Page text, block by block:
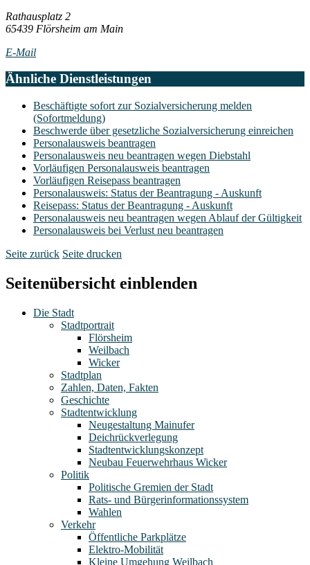
Rathausplatz 2
65439 Flörsheim am Main
E-Mail
Ähnliche Dienstleistungen
Beschäftigte sofort zur Sozialversicherung melden
(Sofortmeldung)
Beschwerde über gesetzliche Sozialversicherung einreichen
Personalausweis beantragen
Personalausweis neu beantragen wegen Diebstahl
Vorläufigen Personalausweis beantragen
Vorläufigen Reisepass beantragen
Personalausweis: Status der Beantragung - Auskunft
Reisepass: Status der Beantragung - Auskunft
Personalausweis neu beantragen wegen Ablauf der Gültigkeit
Personalausweis bei Verlust neu beantragen
Seite zurück Seite drucken
Seitenübersicht einblenden
Die Stadt
Stadtportrait
Flörsheim
Weilbach
Wicker
Stadtplan
Zahlen, Daten, Fakten
Geschichte
Stadtentwicklung
Neugestaltung Mainufer
Deichrückverlegung
Stadtentwicklungskonzept
Neubau Feuerwehrhaus Wicker
Politik
Politische Gremien der Stadt
Rats- und Bürgerinformationssystem
Wahlen
Verkehr
Öffentliche Parkplätze
Elektro-Mobilität
Kleine Umgehung Weilbach